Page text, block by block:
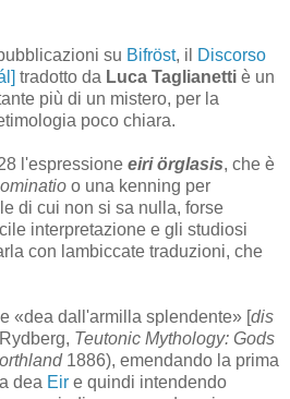
su Bifröst, il
Discorso
tradotto da Luca Taglianetti è un
più di un mistero, per la
poco chiara.
l'espressione eiri örglasis, che è
o una kenning per
di cui non si sa nulla, forse
interpretazione e gli studiosi
con lambiccate traduzioni, che
«dea dall'armilla splendente» [dis
Teutonic Mythology: Gods
1886), emendando la prima
dea Eir e quindi intendendo